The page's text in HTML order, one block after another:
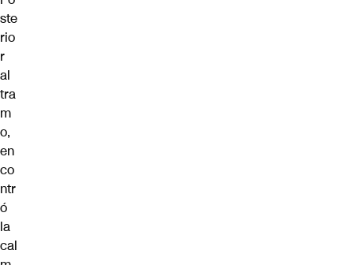
ste
rio
r
al
tra
m
o,
en
co
ntr
ó
la
cal